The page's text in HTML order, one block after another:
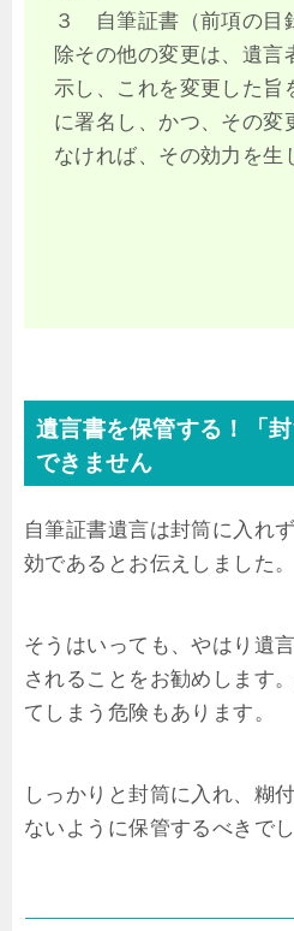
３ 自筆証書（前項の目
除その他の変更は、遺言
示し、これを変更した旨
に署名し、かつ、その変
なければ、その効力を生
遺言書を保管する！「
できません
自筆証書遺言は封筒に入れ
効であるとお伝えしました。
そうはいっても、やはり遺
されることをお勧めします
てしまう危険もあります。
しっかりと封筒に入れ、糊
ないように保管するべきでし